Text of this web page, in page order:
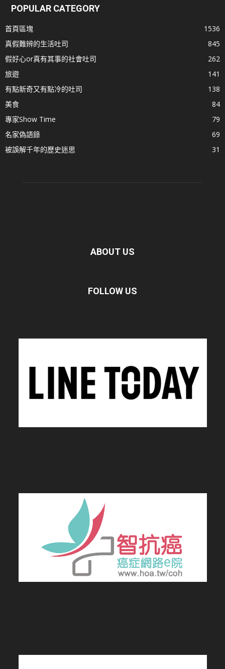
POPULAR CATEGORY
首頁區塊
1536
真假難辨的生活吐司
845
假好心or真有其事的社會吐司
262
旅遊
141
有點新奇又有點冷的吐司
138
美食
84
專家Show Time
79
名家偽語錄
69
被誤解千年的歷史迷思
31
ABOUT US
FOLLOW US